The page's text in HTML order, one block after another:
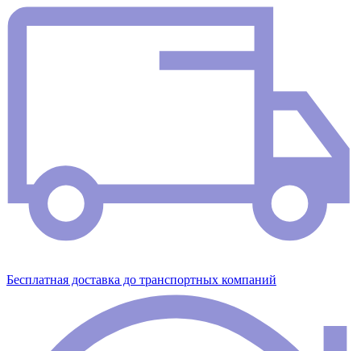
Бесплатная доставка до транспортных компаний